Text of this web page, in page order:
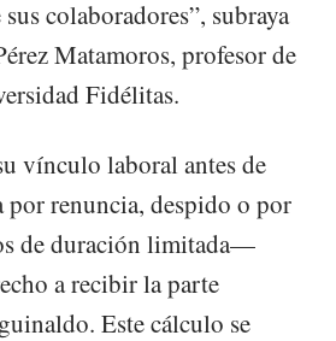
colaboradores”, subraya
Matamoros, profesor de
Fidélitas.
vínculo laboral antes de
renuncia, despido o por
de duración limitada—
a recibir la parte
Este cálculo se